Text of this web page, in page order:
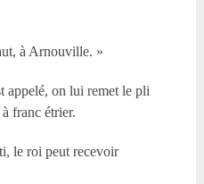
à Arnouville. »
appelé, on lui remet le pli
franc étrier.
le roi peut recevoir